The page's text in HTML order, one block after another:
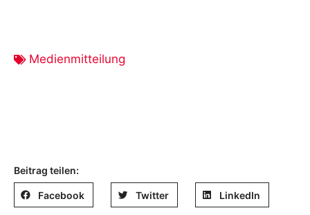
Medienmitteilung
Beitrag teilen:
Facebook Twitter LinkedIn